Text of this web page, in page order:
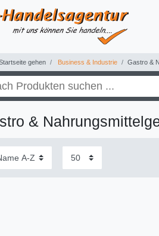
gehen Business & Industrie Gastro &
&